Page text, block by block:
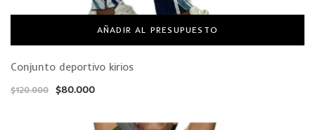
AÑADIR AL PRESUPUESTO
Conjunto deportivo kirios
$120.000 $80.000